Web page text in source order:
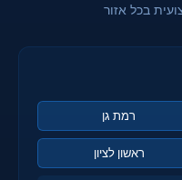
בכל אזור
רמת גן
ראשון לציון